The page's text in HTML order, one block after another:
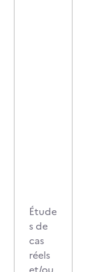
Étude
s de
cas
réels